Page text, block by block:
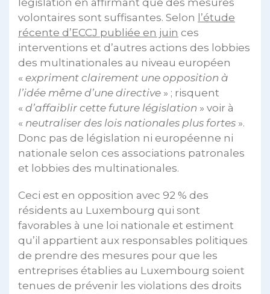
législation en affirmant que des mesures
volontaires sont suffisantes. Selon l’étude
récente d’ECCJ publiée en juin ces
interventions et d’autres actions des lobbies
des multinationales au niveau européen
« expriment clairement une opposition à
l’idée même d’une directive » ; risquent
« d’affaiblir cette future législation » voir à
« neutraliser des lois nationales plus fortes ».
Donc pas de législation ni européenne ni
nationale selon ces associations patronales
et lobbies des multinationales.
Ceci est en opposition avec 92 % des
résidents au Luxembourg qui sont
favorables à une loi nationale et estiment
qu’il appartient aux responsables politiques
de prendre des mesures pour que les
entreprises établies au Luxembourg soient
tenues de prévenir les violations des droits